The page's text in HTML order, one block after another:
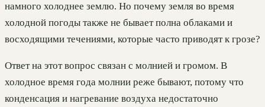
намного холоднее землю. Но почему земля во время
холодной погоды также не бывает полна облаками и
восходящими течениями, которые часто приводят к грозе?
Ответ на этот вопрос связан с молнией и громом. В
холодное время года молнии реже бывают, потому что
конденсация и нагревание воздуха недостаточно